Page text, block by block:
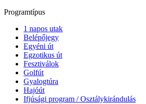
Programtípus
1 napos utak
Belépőjegy
Egyéni út
Egzotikus út
Fesztiválok
Golfút
Gyalogtúra
Hajóút
Ifjúsági program / Osztálykirándulás